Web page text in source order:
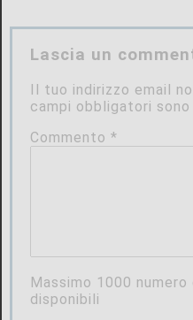
Lascia un
Il tuo indirizzo email
campi obbligatori
Commento*
Massimo 1000
disponibili